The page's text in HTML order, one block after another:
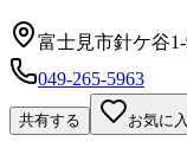
富士見市針ケ谷
049-265-5963
共有する お気に